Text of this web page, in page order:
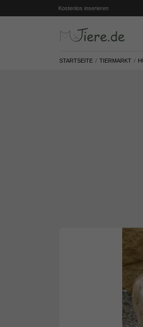
Kostenlos inserieren
STARTSEITE TIERMARKT